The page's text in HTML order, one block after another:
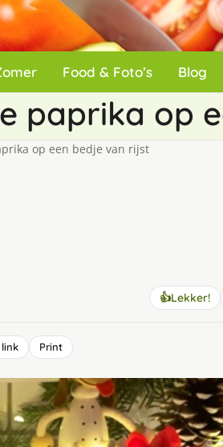
Food & Foto’s Blog
paprika op
op een bedje van rijst
👍Lekker!
Print